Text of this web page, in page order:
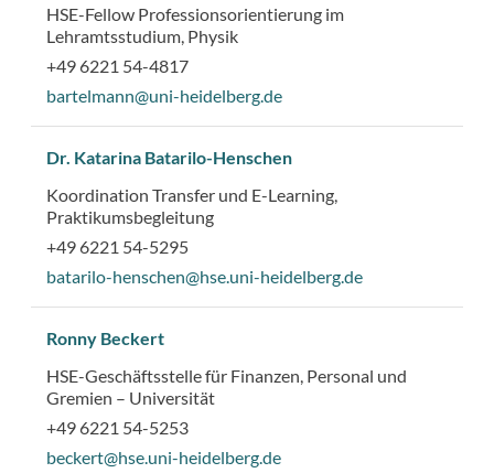
HSE-Fellow Professionsorientierung im
Lehramtsstudium, Physik
+49 6221 54-4817
bartelmann@uni-heidelberg.de
Dr. Katarina Batarilo-Henschen
Koordination Transfer und E-Learning,
Praktikumsbegleitung
+49 6221 54-5295
batarilo-henschen@hse.uni-heidelberg.de
Ronny Beckert
HSE-Geschäftsstelle für Finanzen, Personal und
Gremien – Universität
+49 6221 54-5253
beckert@hse.uni-heidelberg.de